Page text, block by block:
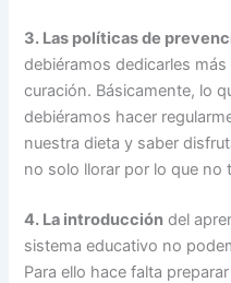
3. Las políticas de
debiéramos dedicarles
curación. Básicamente, lo
debiéramos hacer
nuestra dieta y saber
no solo llorar por lo que no
4. La introducción del
sistema educativo no
Para ello hace falta